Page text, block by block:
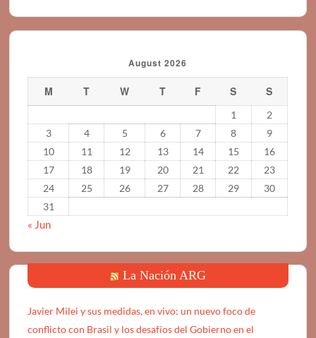
August 2026
M T W T F S S
1
2
3
4 5 6 7 8
9
10
11 12 13 14 15
16
17
18 19 20 21 22
23
24
25 26 27 28 29
30
31
« Jun
La Nación ARG
Javier Milei y sus medidas, en vivo: un nuevo foco de
conflicto con Brasil y los desafíos del Gobierno en el